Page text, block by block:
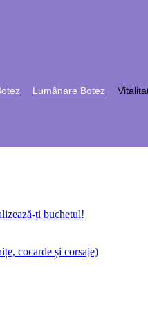
Lumânare Botez
ți buchetul!
cocarde și corsaje)